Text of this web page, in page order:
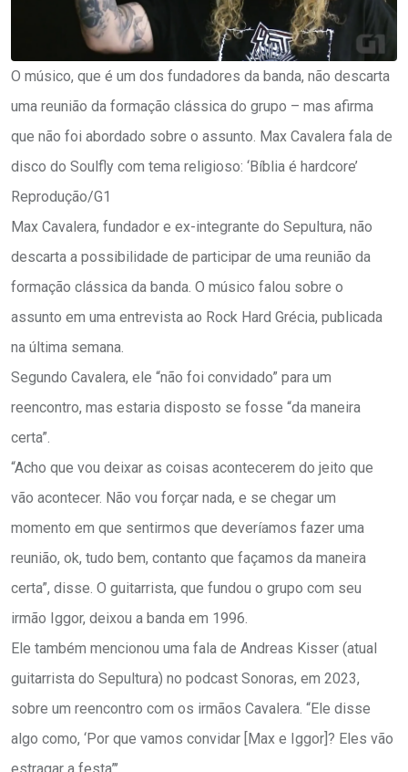
O músico, que é um dos fundadores da banda, não descarta
uma reunião da formação clássica do grupo – mas afirma
que não foi abordado sobre o assunto. Max Cavalera fala de
disco do Soulfly com tema religioso: ‘Bíblia é hardcore’
Reprodução/G1
Max Cavalera, fundador e ex-integrante do Sepultura, não
descarta a possibilidade de participar de uma reunião da
formação clássica da banda. O músico falou sobre o
assunto em uma entrevista ao Rock Hard Grécia, publicada
na última semana.
Segundo Cavalera, ele “não foi convidado” para um
reencontro, mas estaria disposto se fosse “da maneira
certa”.
“Acho que vou deixar as coisas acontecerem do jeito que
vão acontecer. Não vou forçar nada, e se chegar um
momento em que sentirmos que deveríamos fazer uma
reunião, ok, tudo bem, contanto que façamos da maneira
certa”, disse. O guitarrista, que fundou o grupo com seu
irmão Iggor, deixou a banda em 1996.
Ele também mencionou uma fala de Andreas Kisser (atual
guitarrista do Sepultura) no podcast Sonoras, em 2023,
sobre um reencontro com os irmãos Cavalera. “Ele disse
algo como, ‘Por que vamos convidar [Max e Iggor]? Eles vão